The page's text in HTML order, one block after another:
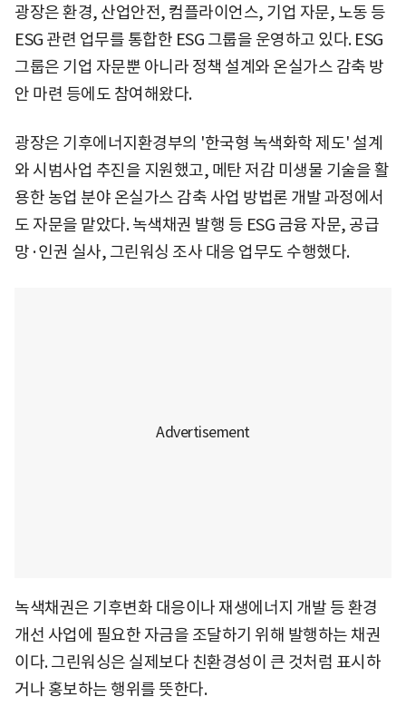
광장은 환경, 산업안전, 컴플라이언스, 기업 자문, 노동 등
ESG 관련 업무를 통합한 ESG 그룹을 운영하고 있다. ESG
그룹은 기업 자문뿐 아니라 정책 설계와 온실가스 감축 방
안 마련 등에도 참여해왔다.
광장은 기후에너지환경부의 '한국형 녹색화학 제도' 설계
와 시범사업 추진을 지원했고, 메탄 저감 미생물 기술을 활
용한 농업 분야 온실가스 감축 사업 방법론 개발 과정에서
도 자문을 맡았다. 녹색채권 발행 등 ESG 금융 자문, 공급
망·인권 실사, 그린워싱 조사 대응 업무도 수행했다.
녹색채권은 기후변화 대응이나 재생에너지 개발 등 환경
개선 사업에 필요한 자금을 조달하기 위해 발행하는 채권
이다. 그린워싱은 실제보다 친환경성이 큰 것처럼 표시하
거나 홍보하는 행위를 뜻한다.